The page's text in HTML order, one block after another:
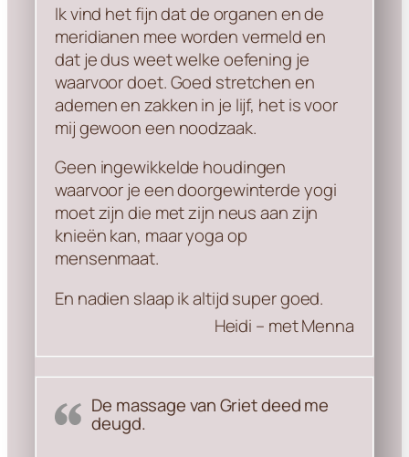
Ik vind het fijn dat de organen en de
meridianen mee worden vermeld en
dat je dus weet welke oefening je
waarvoor doet. Goed stretchen en
ademen en zakken in je lijf, het is voor
mij gewoon een noodzaak.
Geen ingewikkelde houdingen
waarvoor je een doorgewinterde yogi
moet zijn die met zijn neus aan zijn
knieën kan, maar yoga op
mensenmaat.
En nadien slaap ik altijd super goed.
Heidi – met Menna
De massage van Griet deed me
deugd.